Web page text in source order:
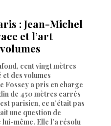
: Jean-Michel
et l’art
cent vingt mètres
des volumes
Fossey a pris en charge
de 450 mètres carrés
parisien, ce n’était pas
une question de
même. Elle l’a résolu